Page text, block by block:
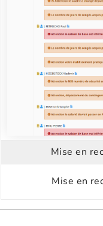
Mise en
Mise en